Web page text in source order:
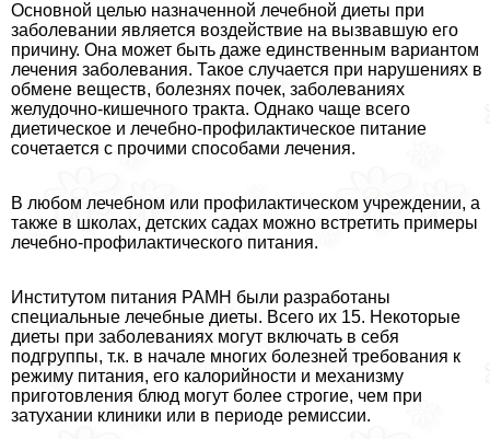
Основной целью назначенной лечебной диеты при
заболевании является воздействие на вызвавшую его
причину. Она может быть даже единственным вариантом
лечения заболевания. Такое случается при нарушениях в
обмене веществ, болезнях почек, заболеваниях
желудочно-кишечного тpaкта. Однако чаще всего
диетическое и лечебно-профилактическое питание
сочетается с прочими способами лечения.
В любом лечебном или профилактическом учреждении, а
также в школах, детских садах можно встретить примеры
лечебно-профилактического питания.
Институтом питания РАМН были разработаны
специальные лечебные диеты. Всего их 15. Некоторые
диеты при заболеваниях могут включать в себя
подгруппы, т.к. в начале многих болезней требования к
режиму питания, его калорийности и механизму
приготовления блюд могут более строгие, чем при
затухании клиники или в периоде ремиссии.